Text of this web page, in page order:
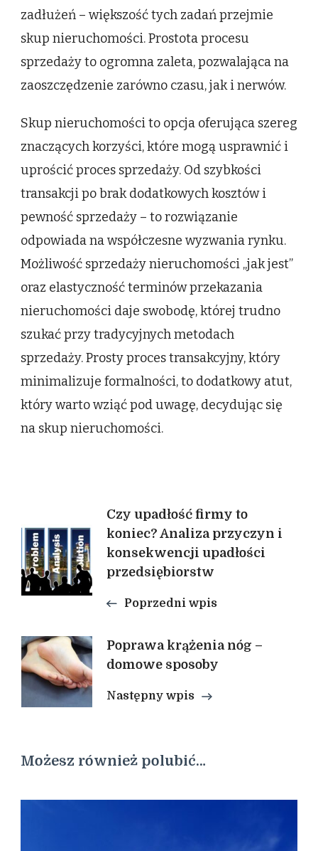
zadłużeń – większość tych zadań przejmie
skup nieruchomości. Prostota procesu
sprzedaży to ogromna zaleta, pozwalająca na
zaoszczędzenie zarówno czasu, jak i nerwów.
Skup nieruchomości to opcja oferująca szereg
znaczących korzyści, które mogą usprawnić i
uprościć proces sprzedaży. Od szybkości
transakcji po brak dodatkowych kosztów i
pewność sprzedaży – to rozwiązanie
odpowiada na współczesne wyzwania rynku.
Możliwość sprzedaży nieruchomości „jak jest”
oraz elastyczność terminów przekazania
nieruchomości daje swobodę, której trudno
szukać przy tradycyjnych metodach
sprzedaży. Prosty proces transakcyjny, który
minimalizuje formalności, to dodatkowy atut,
który warto wziąć pod uwagę, decydując się
na skup nieruchomości.
Nawigacja
wpisu
Czy upadłość firmy to
koniec? Analiza przyczyn i
konsekwencji upadłości
przedsiębiorstw
Poprzedni wpis
Poprawa krążenia nóg –
domowe sposoby
Następny wpis
Możesz również polubić…